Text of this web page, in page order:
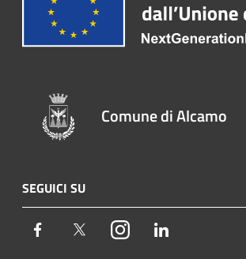
Comune di Alcamo
SEGUICI SU
Facebook TwitterInstagram